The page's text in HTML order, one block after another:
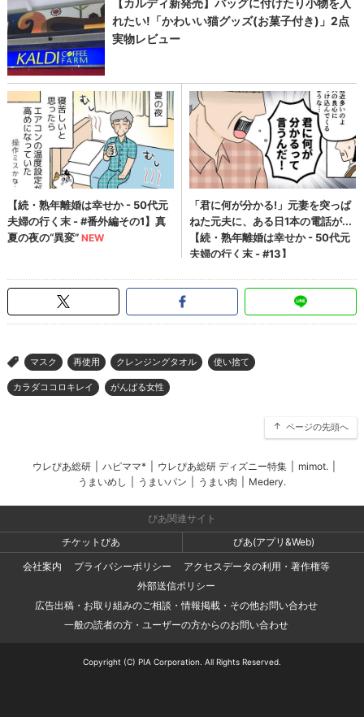
> マスク 再使用 クレンジングタオル 使い捨て
カラダココロキレイ がんばる女性
ページの先頭へ
ウレぴあ総研 ハピママ* ウレぴあ総研 ディズニー特集 mimot.
うまいめし
うまいパン うまい肉 Medery.
ぴあ関連サイト
チケットぴあ
ぴあ(アプリ&Web)
会社案内
プライバシーポリシー
アクセスデータの利用・著作権等
外部送信ポリシー
広告出稿・お取り組みのご相談・情報掲載・その他お問い合わせ
一般の読者の方・ユーザーの方からのお問い合わせ
Copyright (C) PIA Corporation. All Rights Reserved.